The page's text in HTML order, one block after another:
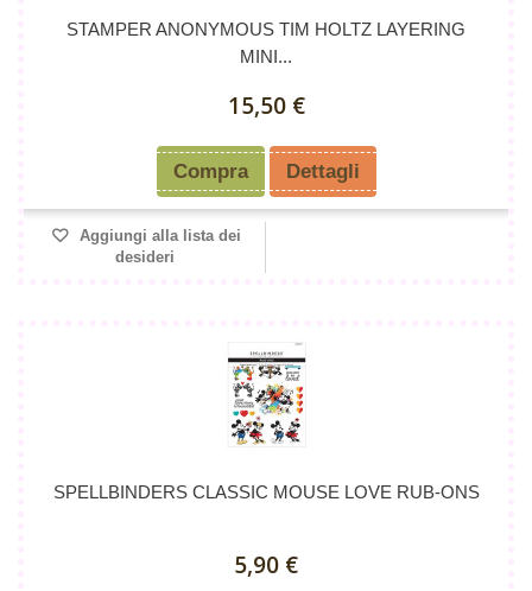
STAMPER ANONYMOUS TIM HOLTZ LAYERING
MINI...
15,50 €
Compra Dettagli
Aggiungi alla lista dei
desideri
SPELLBINDERS CLASSIC MOUSE LOVE RUB-ONS
5,90 €